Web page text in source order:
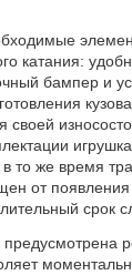
катания:
бампер и
своей
то же время
от
срок